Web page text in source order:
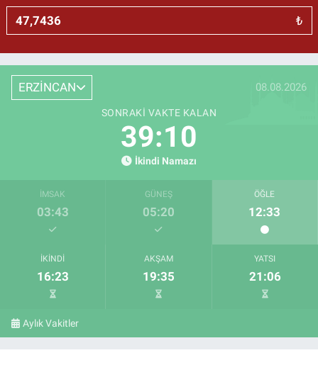
₺
ERZİNCAN 08.08.2026
SONRAKI VAKTE KALAN
39:09
İkindi Namazı
İMSAK
03:43
GÜNEŞ
05:20
ÖĞLE
12:33
İKINDI
16:23
AKŞAM
19:35
YATSI
21:06
Aylık Vakitler